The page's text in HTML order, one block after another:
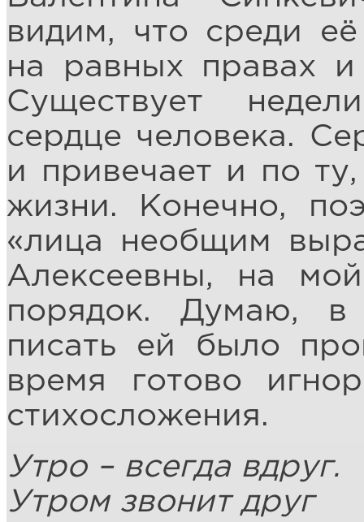
видим, что среди её
на равных правах
Существует
сердце человека.
и привечает и по
жизни. Конечно,
«лица необщим
Алексеевны, на
порядок. Думаю, в
писать ей было
время готово
стихосложения.
Утро – всегда вдруг.
Утром звонит друг